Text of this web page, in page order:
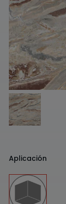
Aplicación